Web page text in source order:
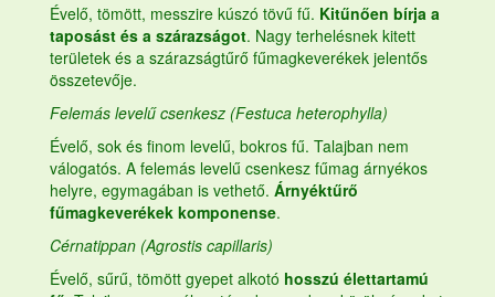
Évelő, tömött, messzire kúszó tövű fű. Kitűnően bírja a
taposást és a szárazságot. Nagy terhelésnek kitett
területek és a szárazságtűrő fűmagkeverékek jelentős
összetevője.
Felemás levelű csenkesz (Festuca heterophylla)
Évelő, sok és finom levelű, bokros fű. Talajban nem
válogatós. A felemás levelű csenkesz fűmag árnyékos
helyre, egymagában is vethető. Árnyéktűrő
fűmagkeverékek komponense.
Cérnatippan (Agrostis capillaris)
Évelő, sűrű, tömött gyepet alkotó hosszú élettartamú